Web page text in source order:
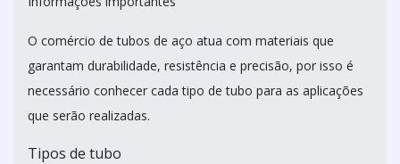
O comércio de tubos de aço atua com materiais que
garantam durabilidade, resistência e precisão, por isso é
necessário conhecer cada tipo de tubo para as aplicações
que serão realizadas.
Tipos de tubo